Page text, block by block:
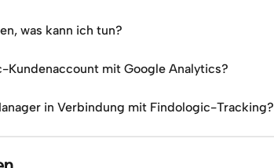
was kann ich tun?
mit Google Analytics?
in Verbindung mit Findologic-Tracking?